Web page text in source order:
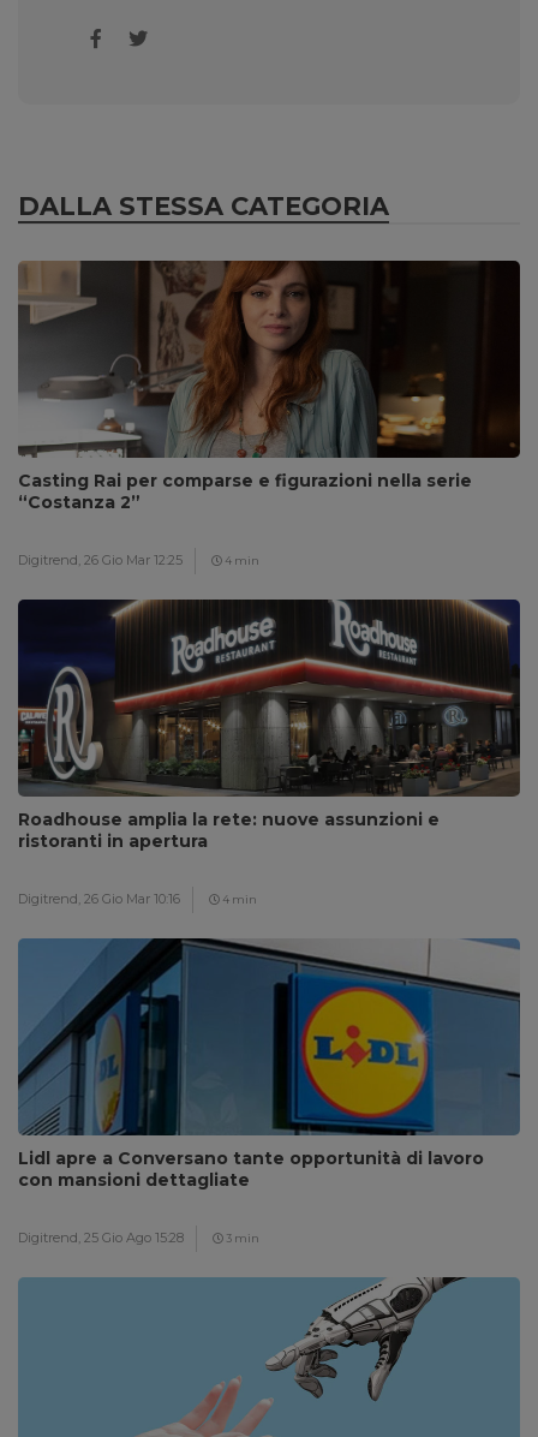
DALLA STESSA CATEGORIA
Casting Rai per comparse e figurazioni nella serie
“Costanza 2”
Digitrend, 26 Gio Mar 12:25 4 min
Roadhouse amplia la rete: nuove assunzioni e
ristoranti in apertura
Digitrend, 26 Gio Mar 10:16 4 min
Lidl apre a Conversano tante opportunità di lavoro
con mansioni dettagliate
Digitrend, 25 Gio Ago 15:28 3 min